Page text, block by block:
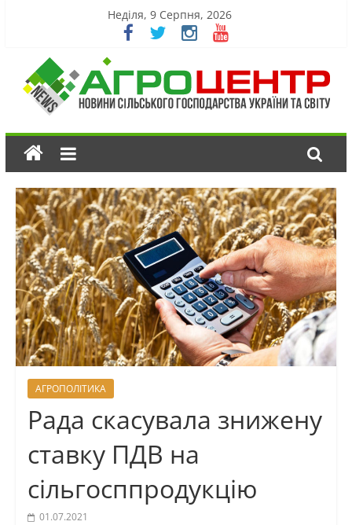
Неділя, 9 Серпня, 2026
АГРОПОЛІТИКА
Рада скасувала знижену
ставку ПДВ на
сільгосппродукцію
01.07.2021